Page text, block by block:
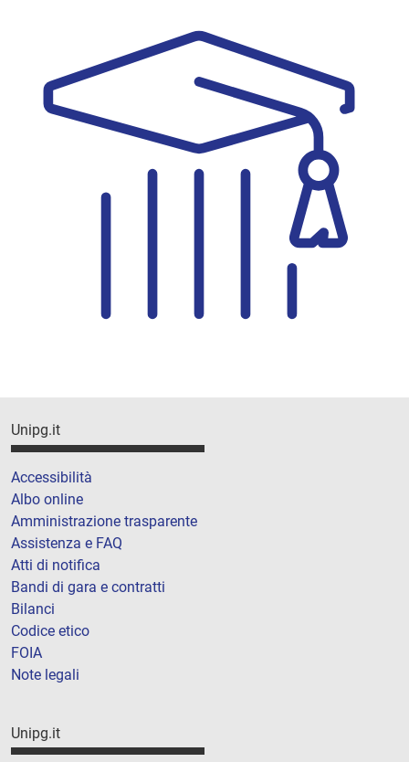
Unipg.it
Accessibilità
Albo online
Amministrazione trasparente
Assistenza e FAQ
Atti di notifica
Bandi di gara e contratti
Bilanci
Codice etico
FOIA
Note legali
Unipg.it